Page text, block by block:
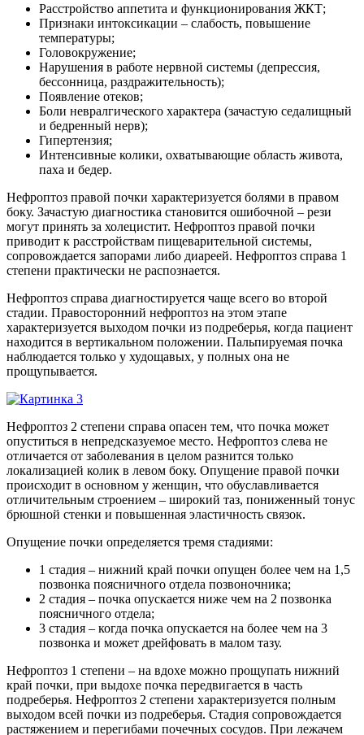
Расстройство аппетита и функционирования ЖКТ;
Признаки интоксикации – слабость, повышение
температуры;
Головокружение;
Нарушения в работе нервной системы (депрессия,
бессонница, раздражительность);
Появление отеков;
Боли невралгического характера (зачастую седалищный
и бедренный нерв);
Гипертензия;
Интенсивные колики, охватывающие область живота,
паха и бедер.
Нефроптоз правой почки характеризуется болями в правом
боку. Зачастую диагностика становится ошибочной – рези
могут принять за холецистит. Нефроптоз правой почки
приводит к расстройствам пищеварительной системы,
сопровождается запорами либо диареей. Нефроптоз справа 1
степени практически не распознается.
Нефроптоз справа диагностируется чаще всего во второй
стадии. Правосторонний нефроптоз на этом этапе
характеризуется выходом почки из подреберья, когда пациент
находится в вертикальном положении. Пальпируемая почка
наблюдается только у худощавых, у полных она не
прощупывается.
Нефроптоз 2 степени справа опасен тем, что почка может
опуститься в непредсказуемое место. Нефроптоз слева не
отличается от заболевания в целом разнится только
локализацией колик в левом боку. Опущение правой почки
происходит в основном у женщин, что обуславливается
отличительным строением – широкий таз, пониженный тонус
брюшной стенки и повышенная эластичность связок.
Опущение почки определяется тремя стадиями:
1 стадия – нижний край почки опущен более чем на 1,5
позвонка поясничного отдела позвоночника;
2 стадия – почка опускается ниже чем на 2 позвонка
поясничного отдела;
3 стадия – когда почка опускается на более чем на 3
позвонка и может дрейфовать в малом тазу.
Нефроптоз 1 степени – на вдохе можно прощупать нижний
край почки, при выдохе почка передвигается в часть
подреберья. Нефроптоз 2 степени характеризуется полным
выходом всей почки из подреберья. Стадия сопровождается
растяжением и перегибами почечных сосудов. При лежачем